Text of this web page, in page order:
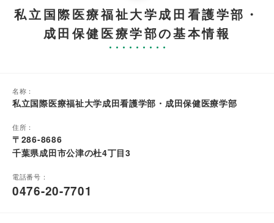
私立国際医療福祉大学成田看護学部・
成田保健医療学部の基本情報
名称：
私立国際医療福祉大学成田看護学部・成田保健医療学部
住所：
〒286-8686
千葉県成田市公津の杜4丁目3
電話番号：
0476-20-7701